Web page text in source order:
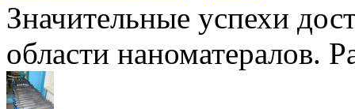
Значительные успехи
области наноматералов.